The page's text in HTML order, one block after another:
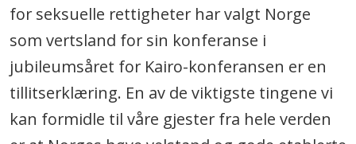
for seksuelle rettigheter har valgt Norge
som vertsland for sin konferanse i
jubileumsåret for Kairo-konferansen er en
tillitserklæring. En av de viktigste tingene vi
kan formidle til våre gjester fra hele verden